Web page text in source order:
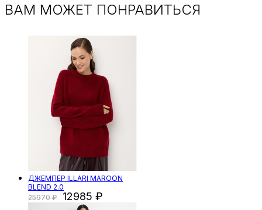
ВАМ МОЖЕТ ПОНРАВИТЬСЯ
ДЖЕМПЕР ILLARI MAROON
BLEND 2.0
25970
12985